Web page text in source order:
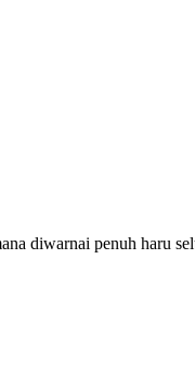
diwarnai penuh haru